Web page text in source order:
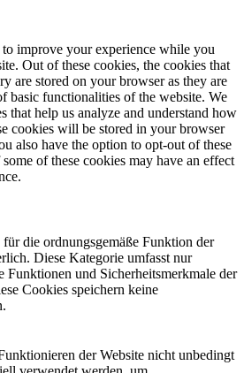
improve your experience while you
Out of these cookies, the cookies that
are stored on your browser as they are
basic functionalities of the website. We
that help us analyze and understand how
cookies will be stored in your browser
also have the option to opt-out of these
of these cookies may have an effect
die ordnungsgemäße Funktion der
Diese Kategorie umfasst nur
Funktionen und Sicherheitsmerkmale der
Cookies speichern keine
der Website nicht unbedingt